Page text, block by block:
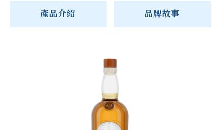
產品介紹 品牌故事